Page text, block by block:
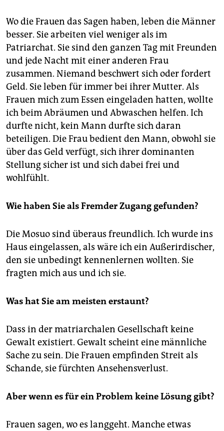
Wo die Frauen das Sagen haben, leben die Männer
besser. Sie arbeiten viel weniger als im
Patriarchat. Sie sind den ganzen Tag mit Freunden
und jede Nacht mit einer anderen Frau
zusammen. Niemand beschwert sich oder fordert
Geld. Sie leben für immer bei ihrer Mutter. Als
Frauen mich zum Essen eingeladen hatten, wollte
ich beim Abräumen und Abwaschen helfen. Ich
durfte nicht, kein Mann durfte sich daran
beteiligen. Die Frau bedient den Mann, obwohl sie
über das Geld verfügt, sich ihrer dominanten
Stellung sicher ist und sich dabei frei und
wohlfühlt.
Wie haben Sie als Fremder Zugang gefunden?
Die Mosuo sind überaus freundlich. Ich wurde ins
Haus eingelassen, als wäre ich ein Außerirdischer,
den sie unbedingt kennenlernen wollten. Sie
fragten mich aus und ich sie.
Was hat Sie am meisten erstaunt?
Dass in der matriarchalen Gesellschaft keine
Gewalt existiert. Gewalt scheint eine männliche
Sache zu sein. Die Frauen empfinden Streit als
Schande, sie fürchten Ansehensverlust.
Aber wenn es für ein Problem keine Lösung gibt?
Frauen sagen, wo es langgeht. Manche etwas